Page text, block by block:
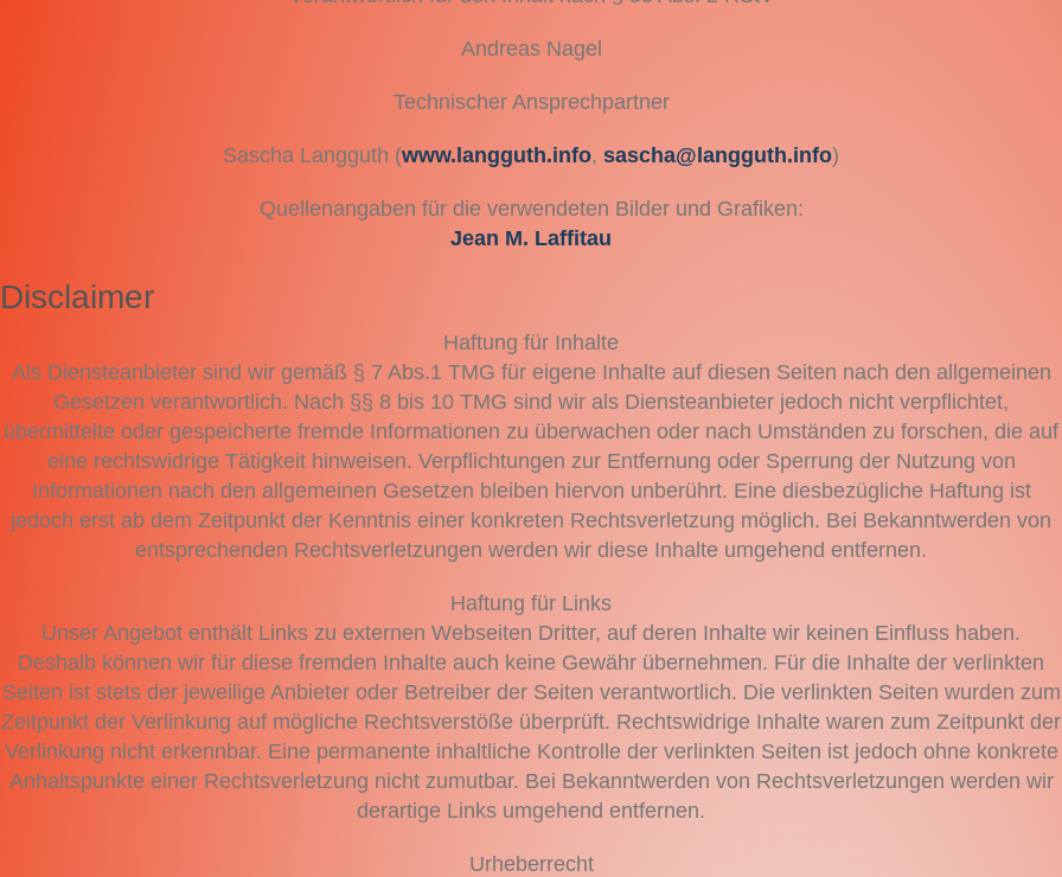
Andreas Nagel
Technischer Ansprechpartner
Sascha Langguth (www.langguth.info, sascha@langguth.info)
Quellenangaben für die verwendeten Bilder und Grafiken:
Jean M. Laffitau
Disclaimer
Haftung für Inhalte
Als Diensteanbieter sind wir gemäß § 7 Abs.1 TMG für eigene Inhalte auf diesen Seiten nach den allgemeinen
Gesetzen verantwortlich. Nach §§ 8 bis 10 TMG sind wir als Diensteanbieter jedoch nicht verpflichtet,
übermittelte oder gespeicherte fremde Informationen zu überwachen oder nach Umständen zu forschen, die auf
eine rechtswidrige Tätigkeit hinweisen. Verpflichtungen zur Entfernung oder Sperrung der Nutzung von
Informationen nach den allgemeinen Gesetzen bleiben hiervon unberührt. Eine diesbezügliche Haftung ist
jedoch erst ab dem Zeitpunkt der Kenntnis einer konkreten Rechtsverletzung möglich. Bei Bekanntwerden von
entsprechenden Rechtsverletzungen werden wir diese Inhalte umgehend entfernen.
Haftung für Links
Unser Angebot enthält Links zu externen Webseiten Dritter, auf deren Inhalte wir keinen Einfluss haben.
Deshalb können wir für diese fremden Inhalte auch keine Gewähr übernehmen. Für die Inhalte der verlinkten
Seiten ist stets der jeweilige Anbieter oder Betreiber der Seiten verantwortlich. Die verlinkten Seiten wurden zum
Zeitpunkt der Verlinkung auf mögliche Rechtsverstöße überprüft. Rechtswidrige Inhalte waren zum Zeitpunkt der
Verlinkung nicht erkennbar. Eine permanente inhaltliche Kontrolle der verlinkten Seiten ist jedoch ohne konkrete
Anhaltspunkte einer Rechtsverletzung nicht zumutbar. Bei Bekanntwerden von Rechtsverletzungen werden wir
derartige Links umgehend entfernen.
Urheberrecht